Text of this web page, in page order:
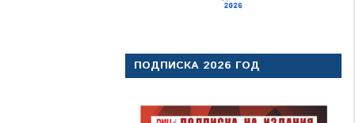
ПОДПИСКА 2026 ГОД